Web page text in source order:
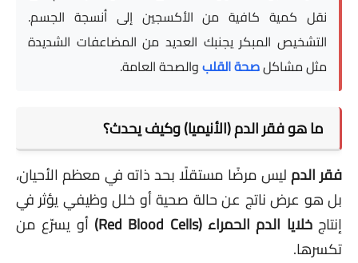
نقل كمية كافية من الأكسجين إلى أنسجة الجسم.
التشخيص المبكر يجنبك العديد من المضاعفات الشديدة
مثل مشاكلصحة القلبوالصحة العامة.
ما هو فقر الدم (الأنيميا) وكيف يحدث؟
فقر الدمليس مرضًا مستقلًا بحد ذاته في معظم الأحيان،
بل هو عرض ناتج عن حالة صحية أو خلل وظيفي يؤثر في
إنتاجخلايا الدم الحمراء (Red Blood Cells)
أو يسرّع من
تكسرها.